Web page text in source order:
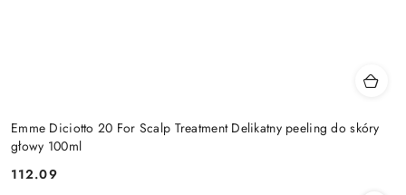
Emme Diciotto 20 For Scalp Treatment Delikatny peeling do skóry
głowy 100ml
Cena:
112.09